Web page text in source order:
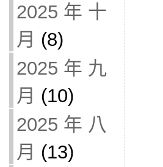
2025 年 十
月 (8)
2025 年 九
月 (10)
2025 年 八
月 (13)